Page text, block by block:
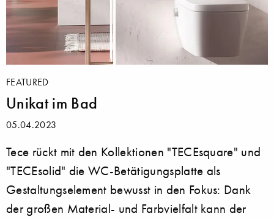
FEATURED
Unikat im Bad
05.04.2023
Tece rückt mit den Kollektionen "TECEsquare" und
"TECEsolid" die WC-Betätigungsplatte als
Gestaltungselement bewusst in den Fokus: Dank
der großen Material- und Farbvielfalt kann der